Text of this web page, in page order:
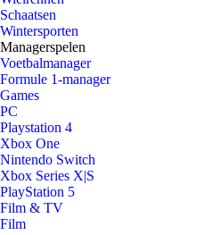
Schaatsen
Wintersporten
Managerspelen
Voetbalmanager
Formule 1-manager
Games
PC
Playstation 4
Xbox One
Nintendo Switch
Xbox Series X|S
PlayStation 5
Film & TV
Film